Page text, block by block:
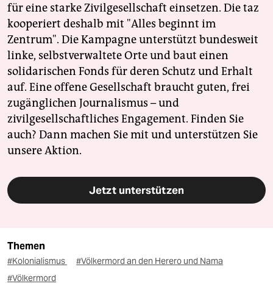
für eine starke Zivilgesellschaft einsetzen. Die taz
kooperiert deshalb mit "Alles beginnt im
Zentrum". Die Kampagne unterstützt bundesweit
linke, selbstverwaltete Orte und baut einen
solidarischen Fonds für deren Schutz und Erhalt
auf. Eine offene Gesellschaft braucht guten, frei
zugänglichen Journalismus – und
zivilgesellschaftliches Engagement. Finden Sie
auch? Dann machen Sie mit und unterstützen Sie
unsere Aktion.
Jetzt unterstützen
Themen
#Kolonialismus
#Völkermord an den Herero und Nama
#Völkermord